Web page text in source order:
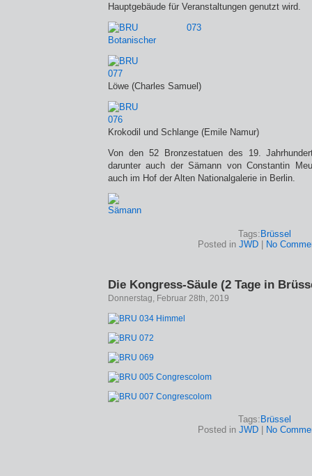
Hauptgebäude für Veranstaltungen genutzt wird.
Löwe (Charles Samuel)
Krokodil und Schlange (Emile Namur)
Von den 52 Bronzestatuen des 19.
darunter auch der Sämann von Constantin
auch im Hof der Alten Nationalgalerie in Berlin.
Tags: Brüssel
Posted in JWD No
Die Kongress-Säule (2 Tage in
Donnerstag, Februar 28th, 2019
Tags: Brüssel
Posted in JWD No